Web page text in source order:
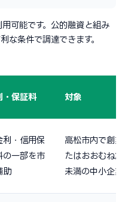
可能です。公的融資と組み
な条件で調達できます。
・保証料 対象
利・信用保
の一部を市
助
高松市内で創
たはおおむね
未満の中小企